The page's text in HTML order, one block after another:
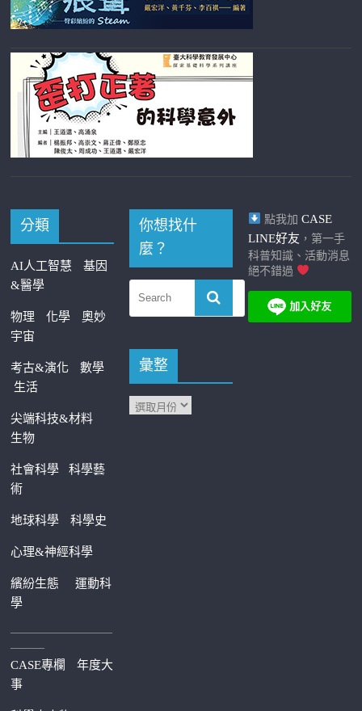
分類
AI人工智慧
基因
&醫學
物理 化學
奧妙
宇宙
考古&演化
數學
生活
尖端科技&材料
生物
社會科學科學藝
術
地球科學 科學史
心理&神經科學
繽紛生態運動科
學
—————————
———
CASE專欄
年度大
事
你想找什
麼？
彙整
點我加 CASE
LINE好友 ，第一手
科普知識、活動消息
絕不錯過